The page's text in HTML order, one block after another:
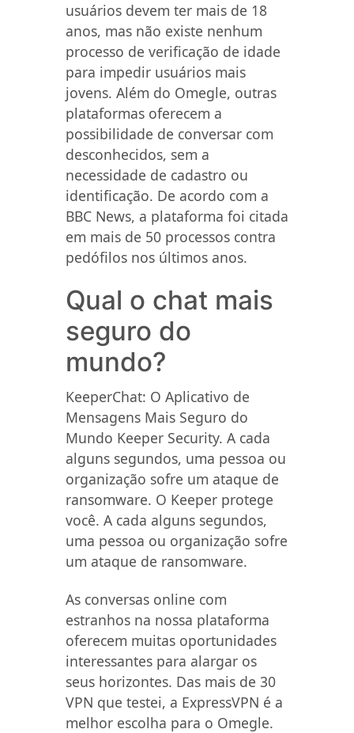
usuários devem ter mais de 18
anos, mas não existe nenhum
processo de verificação de idade
para impedir usuários mais
jovens. Além do Omegle, outras
plataformas oferecem a
possibilidade de conversar com
desconhecidos, sem a
necessidade de cadastro ou
identificação. De acordo com a
BBC News, a plataforma foi citada
em mais de 50 processos contra
pedófilos nos últimos anos.
Qual o chat mais
seguro do
mundo?
KeeperChat: O Aplicativo de
Mensagens Mais Seguro do
Mundo Keeper Security. A cada
alguns segundos, uma pessoa ou
organização sofre um ataque de
ransomware. O Keeper protege
você. A cada alguns segundos,
uma pessoa ou organização sofre
um ataque de ransomware.
As conversas online com
estranhos na nossa plataforma
oferecem muitas oportunidades
interessantes para alargar os
seus horizontes. Das mais de 30
VPN que testei, a ExpressVPN é a
melhor escolha para o Omegle.